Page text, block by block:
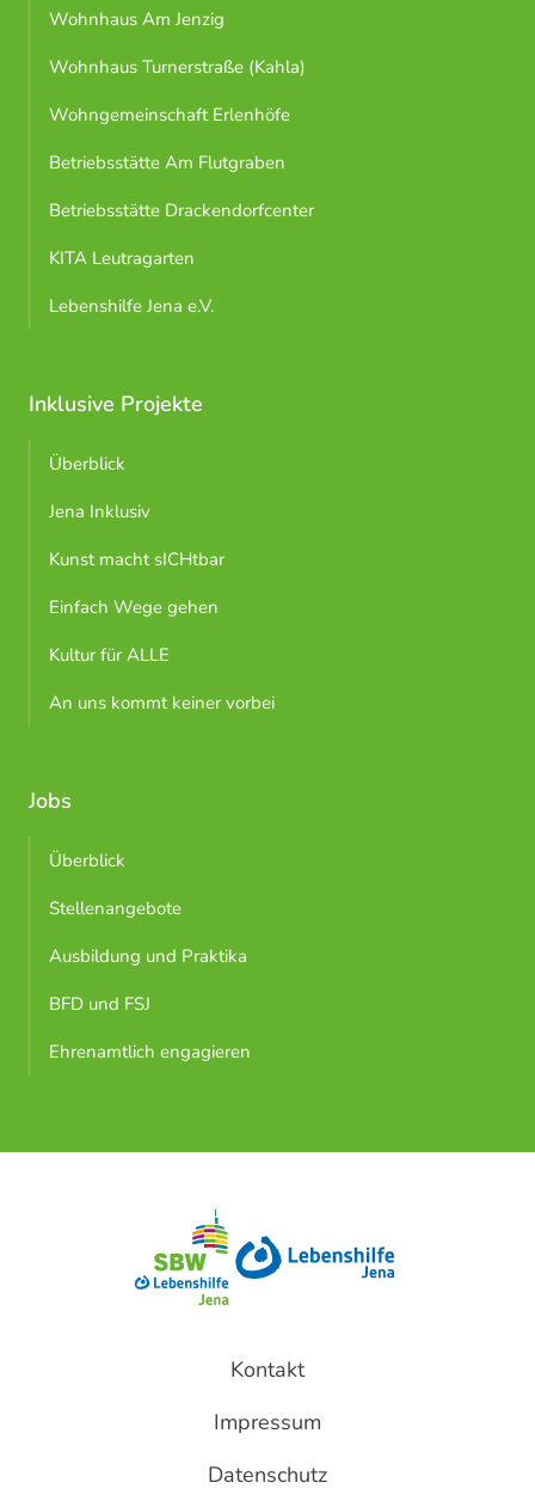
Wohnhaus Am Jenzig
Wohnhaus Turnerstraße (Kahla)
Wohngemeinschaft Erlenhöfe
Betriebsstätte Am Flutgraben
Betriebsstätte Drackendorfcenter
KITA Leutragarten
Lebenshilfe Jena e.V.
Inklusive Projekte
Überblick
Jena Inklusiv
Kunst macht sICHtbar
Einfach Wege gehen
Kultur für ALLE
An uns kommt keiner vorbei
Jobs
Überblick
Stellenangebote
Ausbildung und Praktika
BFD und FSJ
Ehrenamtlich engagieren
Kontakt
Impressum
Datenschutz